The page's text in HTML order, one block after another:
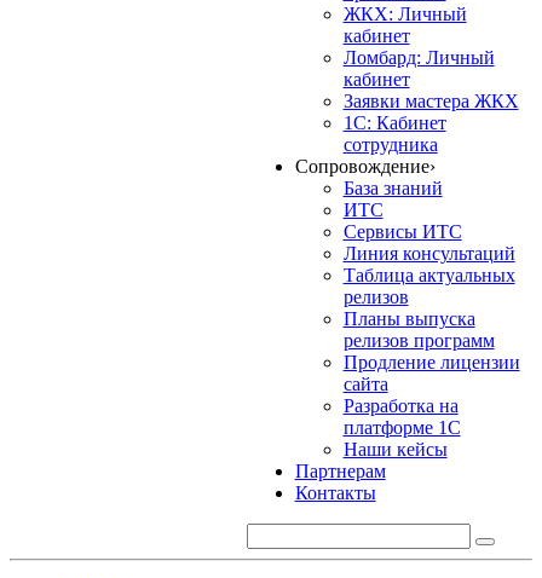
ЖКХ: Личный
кабинет
Ломбард: Личный
кабинет
Заявки мастера ЖКХ
1С: Кабинет
сотрудника
Сопровождение›
База знаний
ИТС
Сервисы ИТС
Линия консультаций
Таблица актуальных
релизов
Планы выпуска
релизов программ
Продление лицензии
сайта
Разработка на
платформе 1С
Наши кейсы
Партнерам
Контакты